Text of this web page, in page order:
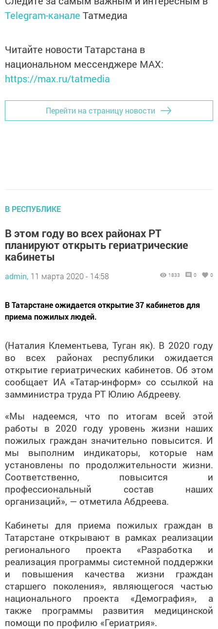
Telegram-канале Татмедиа
Читайте новости Татарстана в
национальном мессенджере MАХ:
https://max.ru/tatmedia
Перейти на страницу новости
В РЕСПУБЛИКЕ
В этом году во всех районах РТ
планируют открыть гериатрические
кабинеты
admin, 11 марта 2020 - 14:58 1833 0 0
В Татарстане ожидается открытие 37 кабинетов для
приема пожилых людей.
(Наталия Клементьева, Туган як). В 2020 году
во всех районах республики ожидается
открытие гериатрических кабинетов. Об этом
сообщает ИА «Татар-информ» со ссылкой на
замминистра труда РТ Юлию Абдрееву.
«Мы надеемся, что по итогам всей этой
работы в 2020 году уровень жизни наших
пожилых граждан значительно повысится. И
мы выполним индикаторы, которые нам
установлены по продолжительности жизни.
Соответственно, повысится и
профессиональный состав наших
организаций», — отметила Абдреева.
Кабинеты для приема пожилых граждан в
Татарстане открывают в рамках реализации
регионального проекта «Разработка и
реализация программы системной поддержки
и повышения качества жизни граждан
старшего поколения», являющегося частью
национального проекта «Демография», а
также программы развития медицинской
помощи по профилю «Гериатрия».